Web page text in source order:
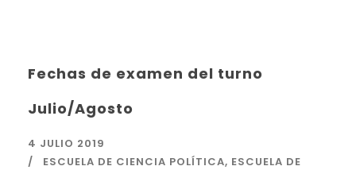
Fechas de examen del turno
Julio/Agosto
4 JULIO 2019
ESCUELA DE CIENCIA POLÍTICA, ESCUELA DE